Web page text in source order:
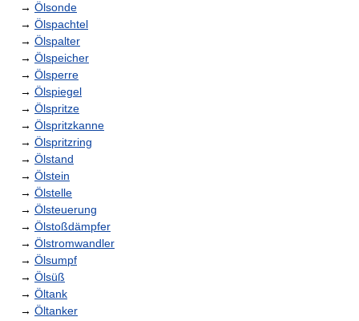
→ Ölsonde
→ Ölspachtel
→ Ölspalter
→ Ölspeicher
→ Ölsperre
→ Ölspiegel
→ Ölspritze
→ Ölspritzkanne
→ Ölspritzring
→ Ölstand
→ Ölstein
→ Ölstelle
→ Ölsteuerung
→ Ölstoßdämpfer
→ Ölstromwandler
→ Ölsumpf
→ Ölsüß
→ Öltank
→ Öltanker